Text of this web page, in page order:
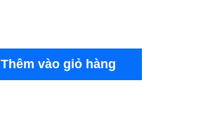
Thêm vào giỏ hàng